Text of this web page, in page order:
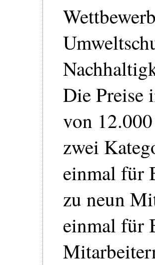
Die Preise
von
zwei
einmal für
zu neun
einmal für